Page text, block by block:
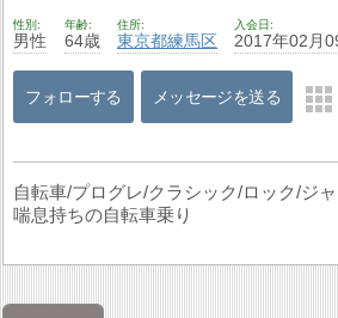
性別
男性
年齢
64歳
住所
東京都練馬区
入会日
2017年02月
フォローする メッセージを送る
自転車/プログレ/クラシック/ロック/ジ
喘息持ちの自転車乗り